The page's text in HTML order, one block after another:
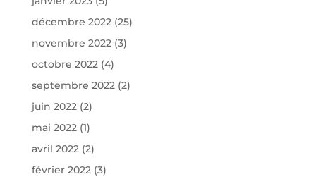
décembre 2022(25)
novembre 2022(3)
octobre 2022(4)
septembre 2022(2)
juin 2022(2)
mai 2022(1)
avril 2022(2)
février 2022(3)